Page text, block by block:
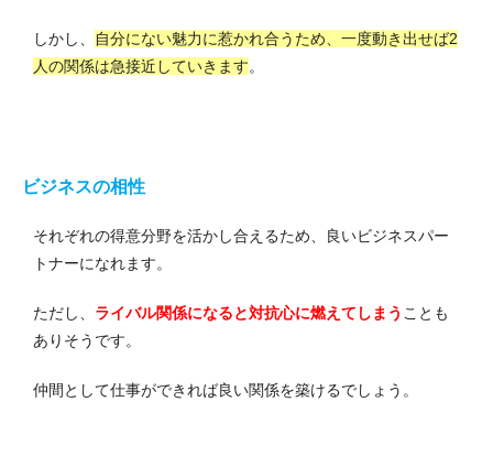
しかし、
自分にない魅力に惹かれ合うため、一度動き出せば2
人の関係は急接近していきます。
ビジネスの相性
それぞれの得意分野を活かし合えるため、良いビジネスパー
トナーになれます。
ただし、 ライバル関係になると対抗心に燃えてしまう ことも
ありそうです。
仲間として仕事ができれば良い関係を築けるでしょう。